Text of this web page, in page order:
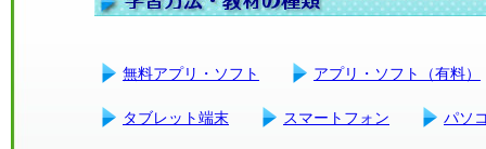
無料アプリ・ソフト アプリ・ソフト（有料）
タブレット端末 スマートフォン パソ